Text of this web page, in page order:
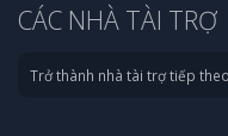
CÁC NHÀ TÀI TRỢ
Trở thành nhà tài trợ tiếp